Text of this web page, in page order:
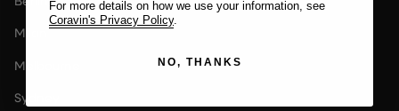
Milan
Melbourne
Sydney
For more details on how we use your information, see
Coravin's Privacy Policy.
NO, THANKS